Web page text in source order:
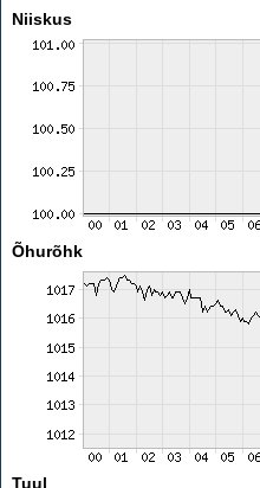
Niiskus
Õhurõhk
Tuul